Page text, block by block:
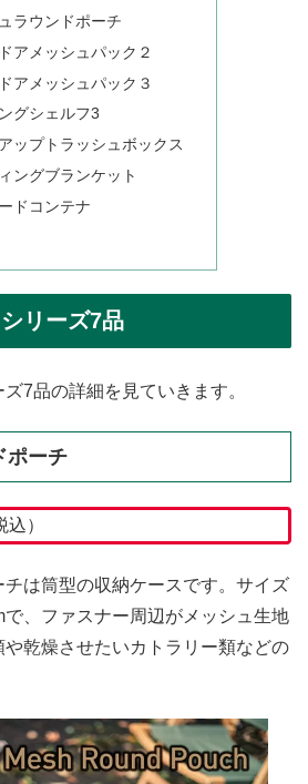
ラウンドポーチ
アメッシュパック２
アメッシュパック３
グシェルフ3
ップトラッシュボックス
ングブランケット
ドコンテナ
リーズ7品
7品の詳細を見ていきます。
ポーチ
込）
チは筒型の収納ケースです。サイズ
、ファスナー周辺がメッシュ生地
乾燥させたいカトラリー類などの